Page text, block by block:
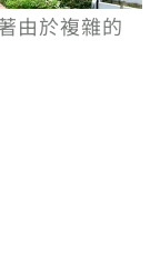
由於複雜的